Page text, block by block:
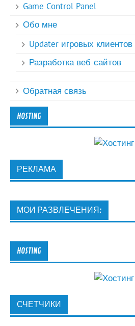
Game Control Panel
Обо мне
Updater игровых клиентов
Разработка веб-сайтов
Обратная связь
HOSTING
РЕКЛАМА
МОИ РАЗВЛЕЧЕНИЯ:
HOSTING
СЧЕТЧИКИ